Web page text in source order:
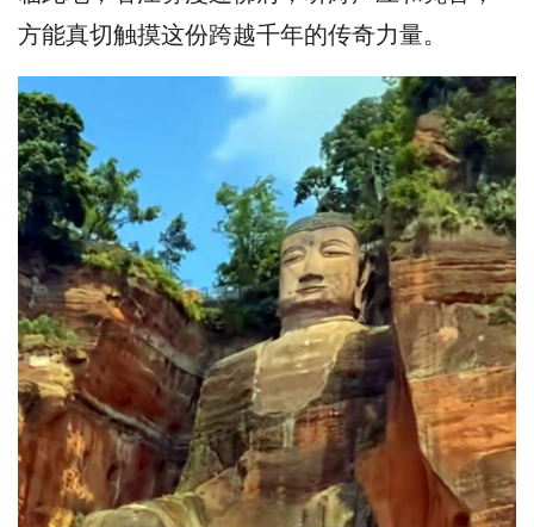
方能真切触摸这份跨越千年的传奇力量。